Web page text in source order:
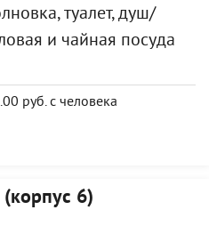
туалет, душ/
и чайная посуда
руб. с человека
6)